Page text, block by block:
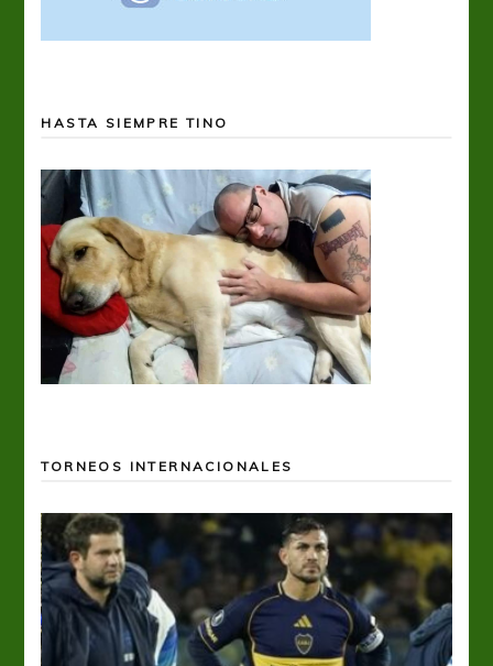
HASTA SIEMPRE TINO
TORNEOS INTERNACIONALES